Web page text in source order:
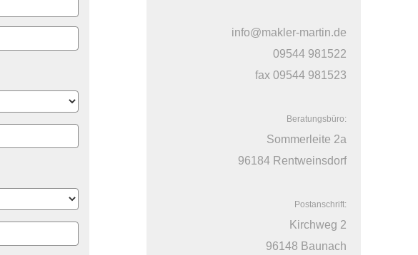
info@makler-martin.de
09544 981522
fax 09544 981523
Beratungsbüro:
Sommerleite 2a
96184 Rentweinsdorf
Postanschrift:
Kirchweg 2
96148 Baunach